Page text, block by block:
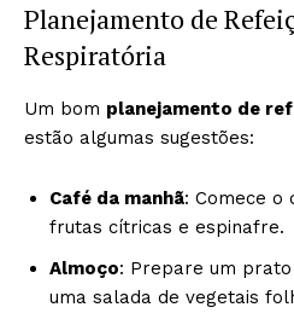
Planejamento de
Respiratória
Um bom planejamento de
estão algumas sugestões:
Café da manhã: Comece o
frutas cítricas e espinafre.
Almoço: Prepare um
uma salada de vegetais